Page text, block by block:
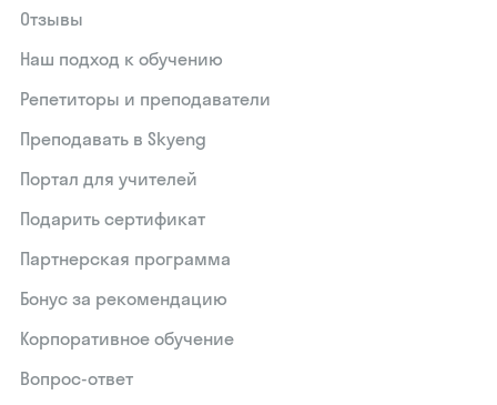
Отзывы
Наш подход к обучению
Репетиторы и преподаватели
Преподавать в Skyeng
Портал для учителей
Подарить сертификат
Партнерская программа
Бонус за рекомендацию
Корпоративное обучение
Вопрос-ответ